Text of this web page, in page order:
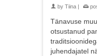
by Tiina |
Tänavuse
otsustanud
juhendajatel